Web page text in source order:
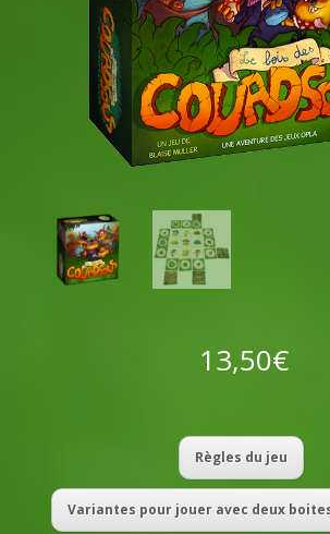
13,50€
Règles du jeu
Variantes pour jouer avec deux